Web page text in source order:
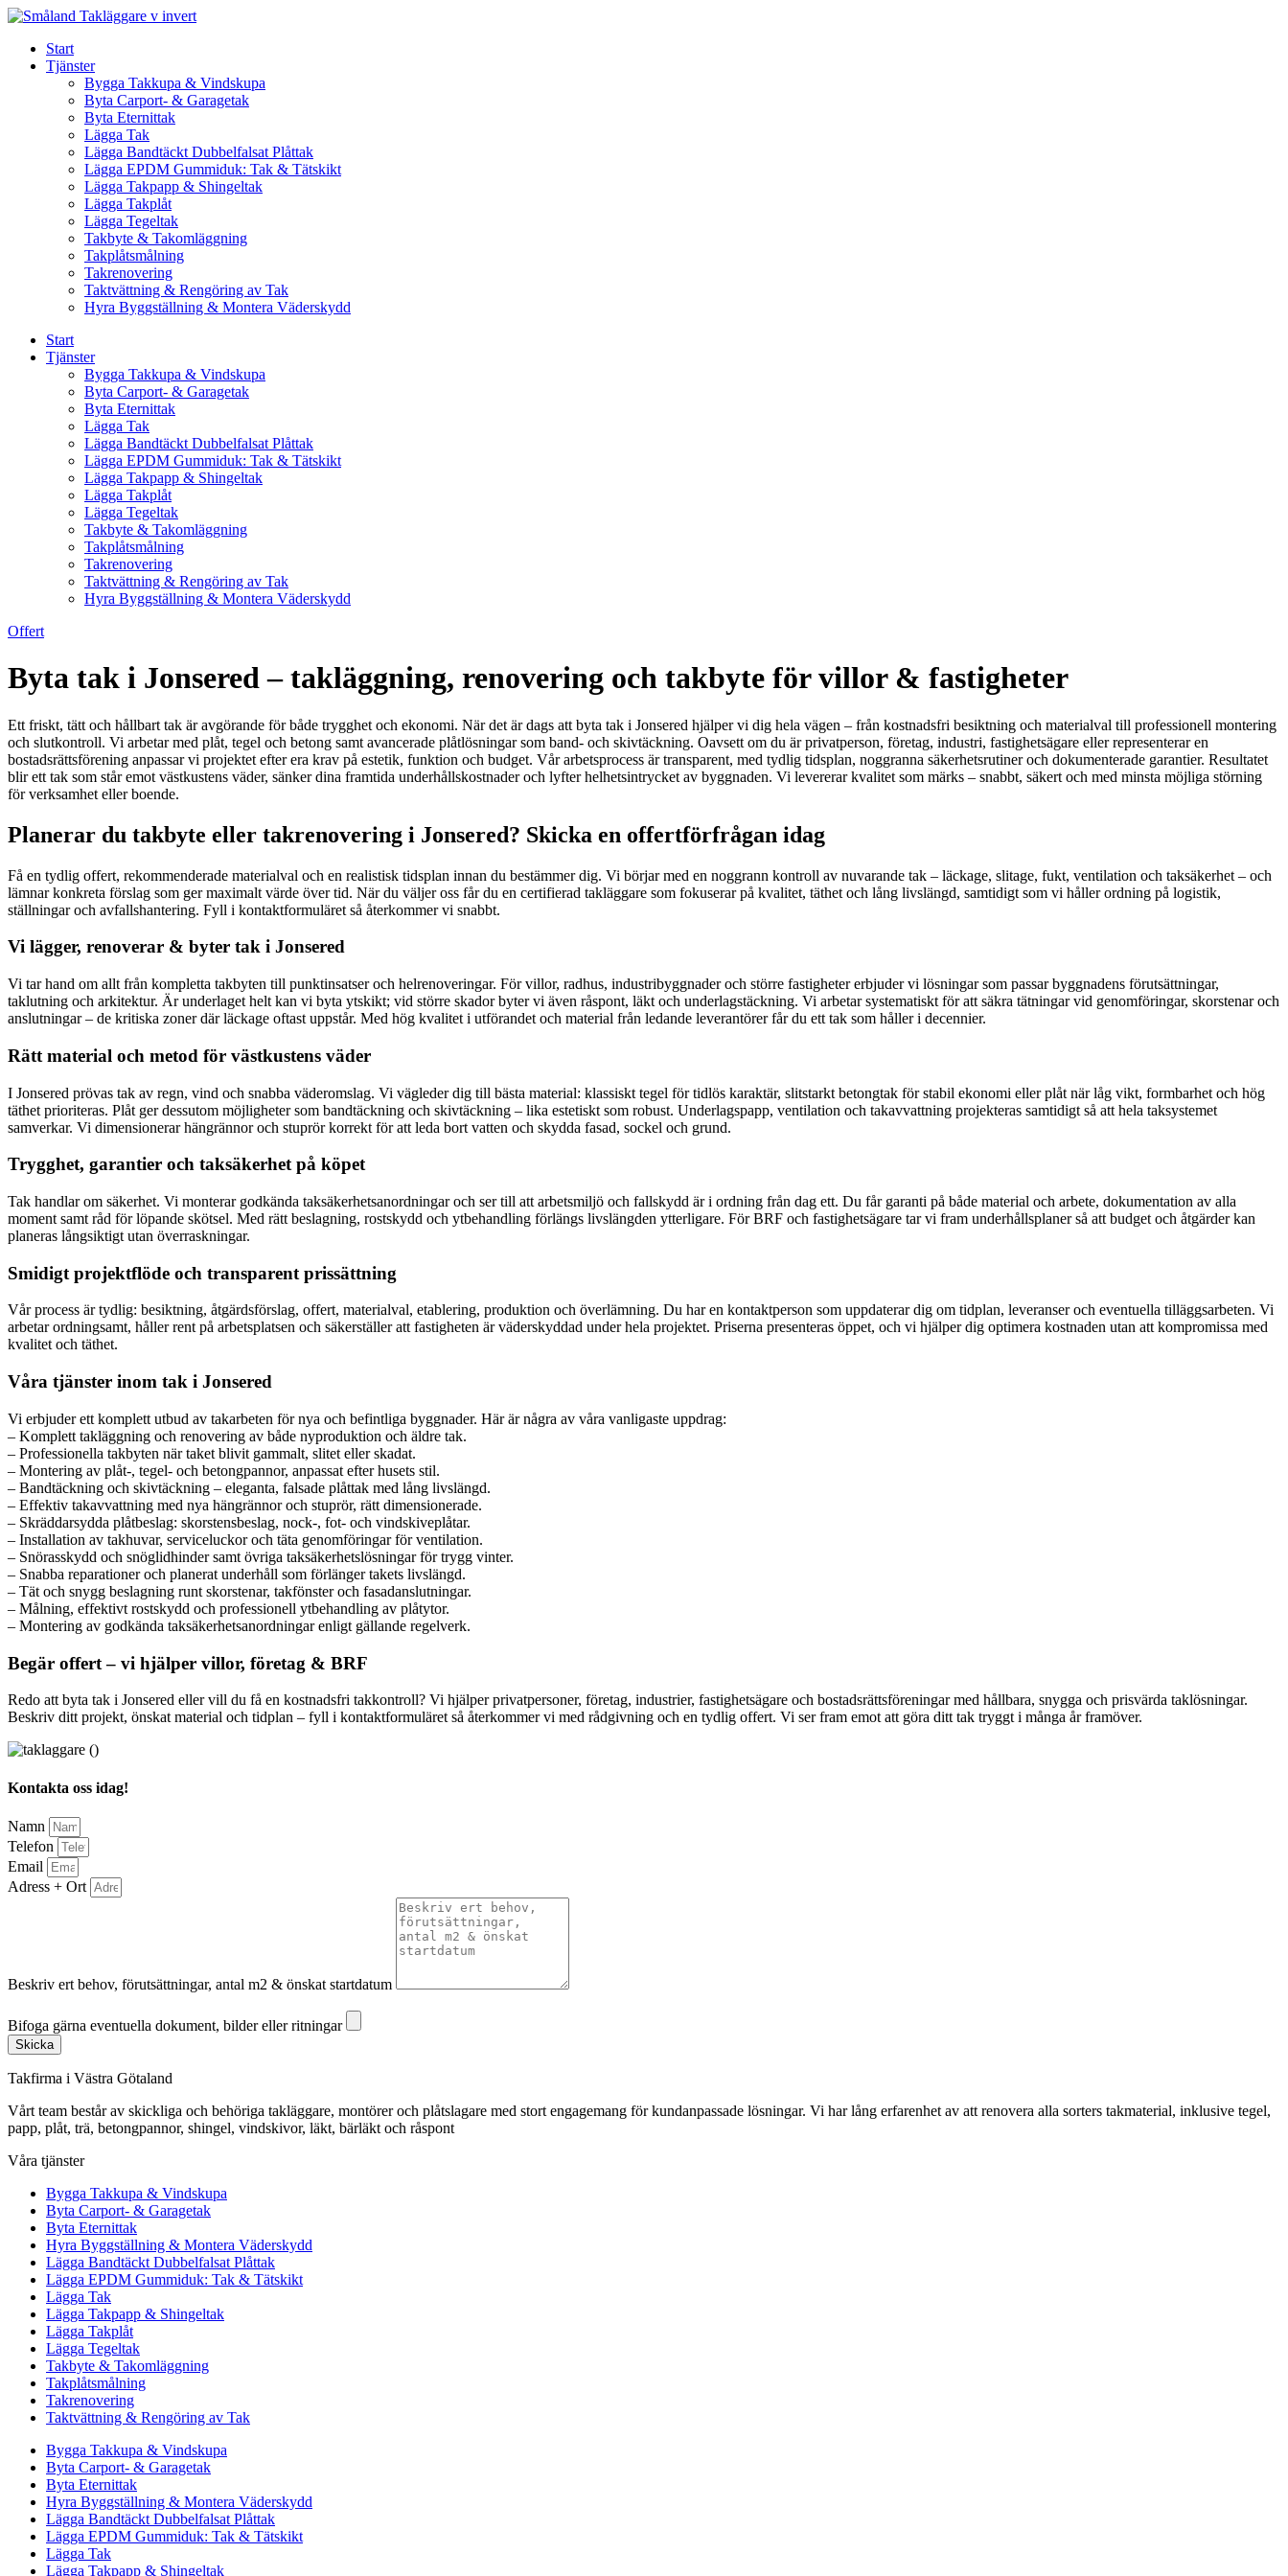
Skip
contentStart
Tjänster
Bygga Takkupa & Vindskupa
Byta Carport- & Garagetak
Byta Eternittak
Lägga Tak
Lägga Bandtäckt Dubbelfalsat Plåttak
Lägga EPDM Gummiduk: Tak & Tätskikt
Lägga Takpapp & Shingeltak
Lägga Takplåt
Lägga Tegeltak
Takbyte & Takomläggning
Takplåtsmålning
Takrenovering
Taktvättning & Rengöring av Tak
Hyra Byggställning & Montera Väderskydd
Start
Tjänster
Bygga Takkupa & Vindskupa
Byta Carport- & Garagetak
Byta Eternittak
Lägga Tak
Lägga Bandtäckt Dubbelfalsat Plåttak
Lägga EPDM Gummiduk: Tak & Tätskikt
Lägga Takpapp & Shingeltak
Lägga Takplåt
Lägga Tegeltak
Takbyte & Takomläggning
Takplåtsmålning
Takrenovering
Taktvättning & Rengöring av Tak
Hyra Byggställning & Montera Väderskydd
Offert
Byta tak i Jonsered – takläggning, renovering och takbyte för villor & fastigheter
Ett friskt, tätt och hållbart tak är avgörande för både trygghet och ekonomi. När det är dags att byta tak i Jonsered hjälper vi dig hela vägen – från kostnadsfri besiktning och materialval till professionell montering
och slutkontroll. Vi arbetar med plåt, tegel och betong samt avancerade plåtlösningar som band- och skivtäckning. Oavsett om du är privatperson, företag, industri, fastighetsägare eller representerar en
bostadsrättsförening anpassar vi projektet efter era krav på estetik, funktion och budget. Vår arbetsprocess är transparent, med tydlig tidsplan, noggranna säkerhetsrutiner och dokumenterade garantier. Resultatet
blir ett tak som står emot västkustens väder, sänker dina framtida underhållskostnader och lyfter helhetsintrycket av byggnaden. Vi levererar kvalitet som märks – snabbt, säkert och med minsta möjliga störning
för verksamhet eller boende.
Planerar du takbyte eller takrenovering i Jonsered? Skicka en offertförfrågan idag
Få en tydlig offert, rekommenderade materialval och en realistisk tidsplan innan du bestämmer dig. Vi börjar med en noggrann kontroll av nuvarande tak – läckage, slitage, fukt, ventilation och taksäkerhet – och
lämnar konkreta förslag som ger maximalt värde över tid. När du väljer oss får du en certifierad takläggare som fokuserar på kvalitet, täthet och lång livslängd, samtidigt som vi håller ordning på logistik,
ställningar och avfallshantering. Fyll i kontaktformuläret så återkommer vi snabbt.
Vi lägger, renoverar & byter tak i Jonsered
Vi tar hand om allt från kompletta takbyten till punktinsatser och helrenoveringar. För villor, radhus, industribyggnader och större fastigheter erbjuder vi lösningar som passar byggnadens förutsättningar,
taklutning och arkitektur. Är underlaget helt kan vi byta ytskikt; vid större skador byter vi även råspont, läkt och underlagstäckning. Vi arbetar systematiskt för att säkra tätningar vid genomföringar, skorstenar och
anslutningar – de kritiska zoner där läckage oftast uppstår. Med hög kvalitet i utförandet och material från ledande leverantörer får du ett tak som håller i decennier.
Rätt material och metod för västkustens väder
I Jonsered prövas tak av regn, vind och snabba väderomslag. Vi vägleder dig till bästa material: klassiskt tegel för tidlös karaktär, slitstarkt betongtak för stabil ekonomi eller plåt när låg vikt, formbarhet och hög
täthet prioriteras. Plåt ger dessutom möjligheter som bandtäckning och skivtäckning – lika estetiskt som robust. Underlagspapp, ventilation och takavvattning projekteras samtidigt så att hela taksystemet
samverkar. Vi dimensionerar hängrännor och stuprör korrekt för att leda bort vatten och skydda fasad, sockel och grund.
Trygghet, garantier och taksäkerhet på köpet
Tak handlar om säkerhet. Vi monterar godkända taksäkerhetsanordningar och ser till att arbetsmiljö och fallskydd är i ordning från dag ett. Du får garanti på både material och arbete, dokumentation av alla
moment samt råd för löpande skötsel. Med rätt beslagning, rostskydd och ytbehandling förlängs livslängden ytterligare. För BRF och fastighetsägare tar vi fram underhållsplaner så att budget och åtgärder kan
planeras långsiktigt utan överraskningar.
Smidigt projektflöde och transparent prissättning
Vår process är tydlig: besiktning, åtgärdsförslag, offert, materialval, etablering, produktion och överlämning. Du har en kontaktperson som uppdaterar dig om tidplan, leveranser och eventuella tilläggsarbeten. Vi
arbetar ordningsamt, håller rent på arbetsplatsen och säkerställer att fastigheten är väderskyddad under hela projektet. Priserna presenteras öppet, och vi hjälper dig optimera kostnaden utan att kompromissa med
kvalitet och täthet.
Våra tjänster inom tak i Jonsered
Vi erbjuder ett komplett utbud av takarbeten för nya och befintliga byggnader. Här är några av våra vanligaste uppdrag:
– Komplett takläggning och renovering av både nyproduktion och äldre tak.
– Professionella takbyten när taket blivit gammalt, slitet eller skadat.
– Montering av plåt-, tegel- och betongpannor, anpassat efter husets stil.
– Bandtäckning och skivtäckning – eleganta, falsade plåttak med lång livslängd.
– Effektiv takavvattning med nya hängrännor och stuprör, rätt dimensionerade.
– Skräddarsydda plåtbeslag: skorstensbeslag, nock-, fot- och vindskiveplåtar.
– Installation av takhuvar, serviceluckor och täta genomföringar för ventilation.
– Snörasskydd och snöglidhinder samt övriga taksäkerhetslösningar för trygg vinter.
– Snabba reparationer och planerat underhåll som förlänger takets livslängd.
– Tät och snygg beslagning runt skorstenar, takfönster och fasadanslutningar.
– Målning, effektivt rostskydd och professionell ytbehandling av plåtytor.
– Montering av godkända taksäkerhetsanordningar enligt gällande regelverk.
Begär offert – vi hjälper villor, företag & BRF
Redo att byta tak i Jonsered eller vill du få en kostnadsfri takkontroll? Vi hjälper privatpersoner, företag, industrier, fastighetsägare och bostadsrättsföreningar med hållbara, snygga och prisvärda taklösningar.
Beskriv ditt projekt, önskat material och tidplan – fyll i kontaktformuläret så återkommer vi med rådgivning och en tydlig offert. Vi ser fram emot att göra ditt tak tryggt i många år framöver.
Kontakta oss idag!
Namn
Telefon
Email
Adress + Ort
Beskriv ert behov, förutsättningar, antal m2 & önskat startdatum
Bifoga gärna eventuella dokument, bilder eller ritningar
Skicka
Takfirma i Västra Götaland
Vårt team består av skickliga och behöriga takläggare, montörer och plåtslagare med stort engagemang för kundanpassade lösningar. Vi har lång erfarenhet av att renovera alla sorters takmaterial, inklusive tegel,
papp, plåt, trä, betongpannor, shingel, vindskivor, läkt, bärläkt och råspont
Våra tjänster
Bygga Takkupa & Vindskupa
Byta Carport- & Garagetak
Byta Eternittak
Hyra Byggställning & Montera Väderskydd
Lägga Bandtäckt Dubbelfalsat Plåttak
Lägga EPDM Gummiduk: Tak & Tätskikt
Lägga Tak
Lägga Takpapp & Shingeltak
Lägga Takplåt
Lägga Tegeltak
Takbyte & Takomläggning
Takplåtsmålning
Takrenovering
Taktvättning & Rengöring av Tak
Bygga Takkupa & Vindskupa
Byta Carport- & Garagetak
Byta Eternittak
Hyra Byggställning & Montera Väderskydd
Lägga Bandtäckt Dubbelfalsat Plåttak
Lägga EPDM Gummiduk: Tak & Tätskikt
Lägga Tak
Lägga Takpapp & Shingeltak